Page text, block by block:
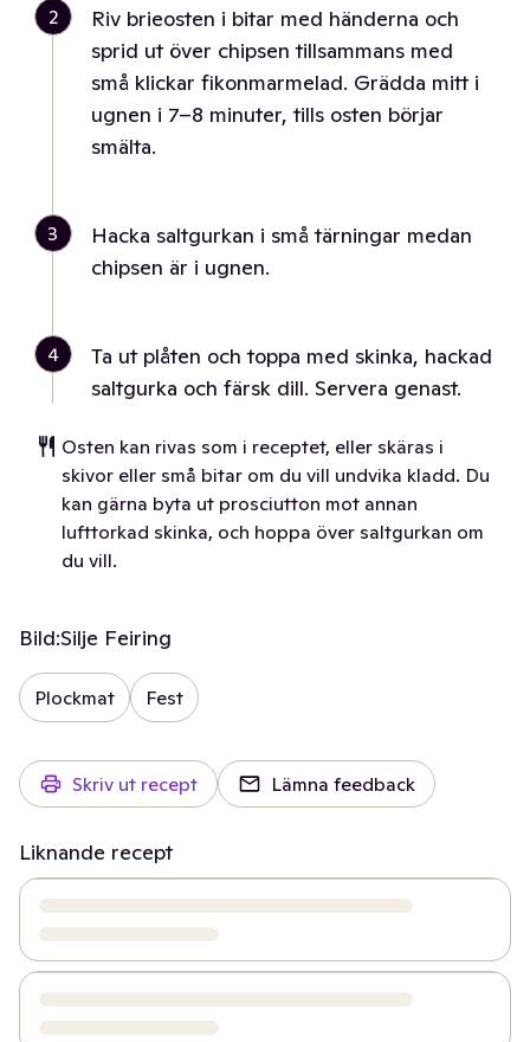
2
Riv brieosten i bitar med händerna och
sprid ut över chipsen tillsammans med
små klickar fikonmarmelad. Grädda mitt i
ugnen i 7–8 minuter, tills osten börjar
smälta.
3
Hacka saltgurkan i små tärningar medan
chipsen är i ugnen.
4
Ta ut plåten och toppa med skinka, hackad
saltgurka och färsk dill. Servera genast.
Osten kan rivas som i receptet, eller skäras i
skivor eller små bitar om du vill undvika kladd. Du
kan gärna byta ut prosciutton mot annan
lufttorkad skinka, och hoppa över saltgurkan om
du vill.
Bild:Silje Feiring
Plockmat Fest
Skriv ut recept Lämna feedback
Liknande recept